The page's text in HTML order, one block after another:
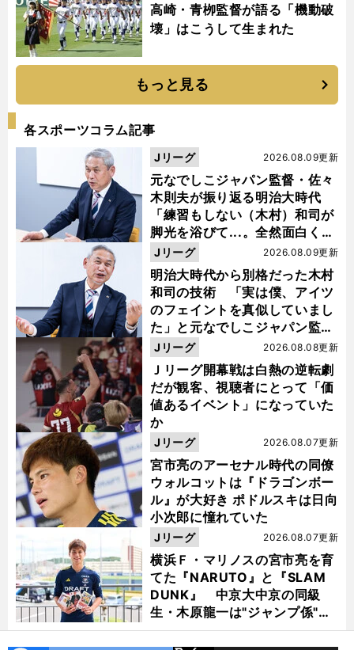
高崎・青栁監督が語る「機動破
壊」はこうして生まれた
もっと見る
各スポーツコラム記事
元なでしこジャパン監督・佐々
木則夫が振り返る明治大時代
「練習もしない（木村）和司が
脚光を浴びて...。全然面白くな
い４年間でした」
2026.08.09更新
Jリーグ
明治大時代から別格だった木村
和司の技術 「実は僕、アイツ
のフェイントを真似していまし
た」と元なでしこジャパン監
督・佐々木則夫
2026.08.09更新
Jリーグ
Ｊリーグ開幕戦は白熱の逆転劇
だが観客、視聴者にとって「価
値あるイベント」になっていた
か
2026.08.08更新
Jリーグ
宮市亮のアーセナル時代の同僚
ウォルコットは『ドラゴンボー
ル』が大好き ポドルスキは日向
小次郎に憧れていた
2026.08.07更新
Jリーグ
横浜Ｆ・マリノスの宮市亮を育
てた『NARUTO』と『SLAM
DUNK』 中京大中京の同級
生・木原龍一は"ジャンプ係"だ
った
2026.08.07更新
Jリーグ